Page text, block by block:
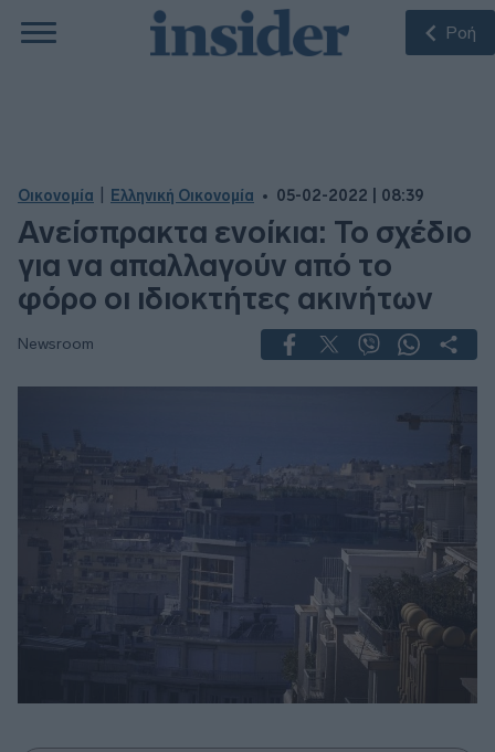
Ροή
Οικονομία Ελληνική Οικονομία 05-02-2022 | 08:39
Ανείσπρακτα ενοίκια: Το σχέδιο
για να απαλλαγούν από το
φόρο οι ιδιοκτήτες ακινήτων
Newsroom